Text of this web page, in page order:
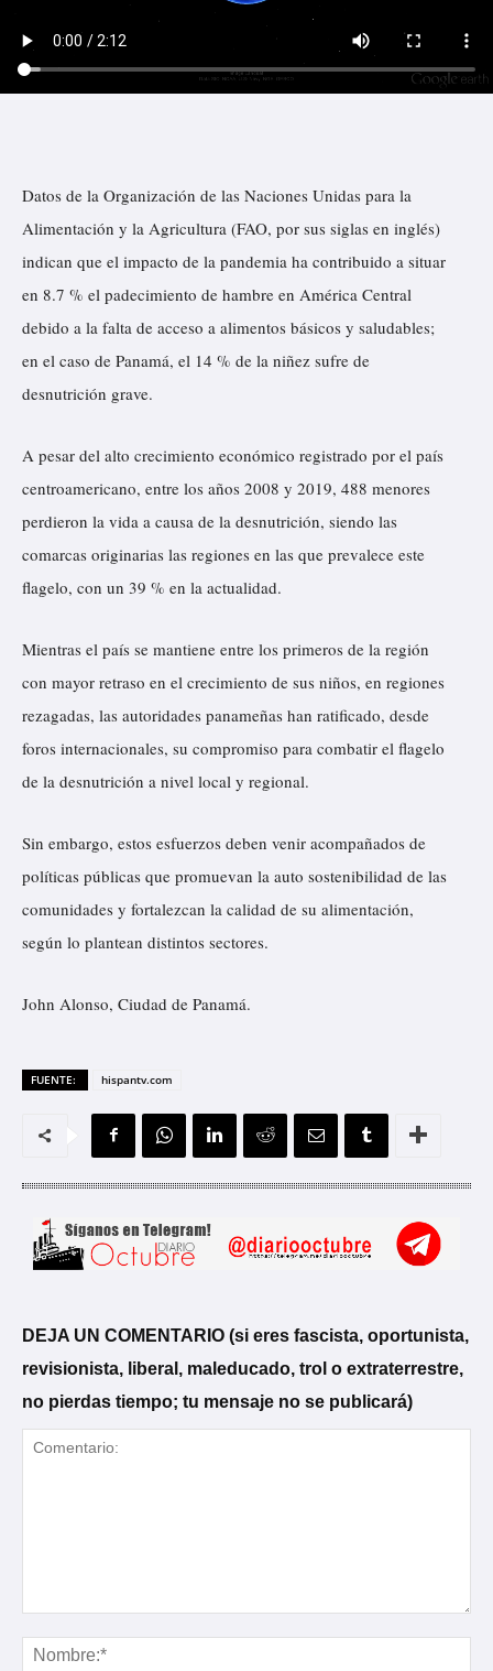
Datos de la Organización de las Naciones Unidas para la
Alimentación y la Agricultura (FAO, por sus siglas en inglés)
indican que el impacto de la pandemia ha contribuido a situar
en 8.7 % el padecimiento de hambre en América Central
debido a la falta de acceso a alimentos básicos y saludables;
en el caso de Panamá, el 14 % de la niñez sufre de
desnutrición grave.
A pesar del alto crecimiento económico registrado por el país
centroamericano, entre los años 2008 y 2019, 488 menores
perdieron la vida a causa de la desnutrición, siendo las
comarcas originarias las regiones en las que prevalece este
flagelo, con un 39 % en la actualidad.
Mientras el país se mantiene entre los primeros de la región
con mayor retraso en el crecimiento de sus niños, en regiones
rezagadas, las autoridades panameñas han ratificado, desde
foros internacionales, su compromiso para combatir el flagelo
de la desnutrición a nivel local y regional.
Sin embargo, estos esfuerzos deben venir acompañados de
políticas públicas que promuevan la auto sostenibilidad de las
comunidades y fortalezcan la calidad de su alimentación,
según lo plantean distintos sectores.
John Alonso, Ciudad de Panamá.
FUENTE: hispantv.com
DEJA UN COMENTARIO (si eres fascista, oportunista,
revisionista, liberal, maleducado, trol o extraterrestre,
no pierdas tiempo; tu mensaje no se publicará)